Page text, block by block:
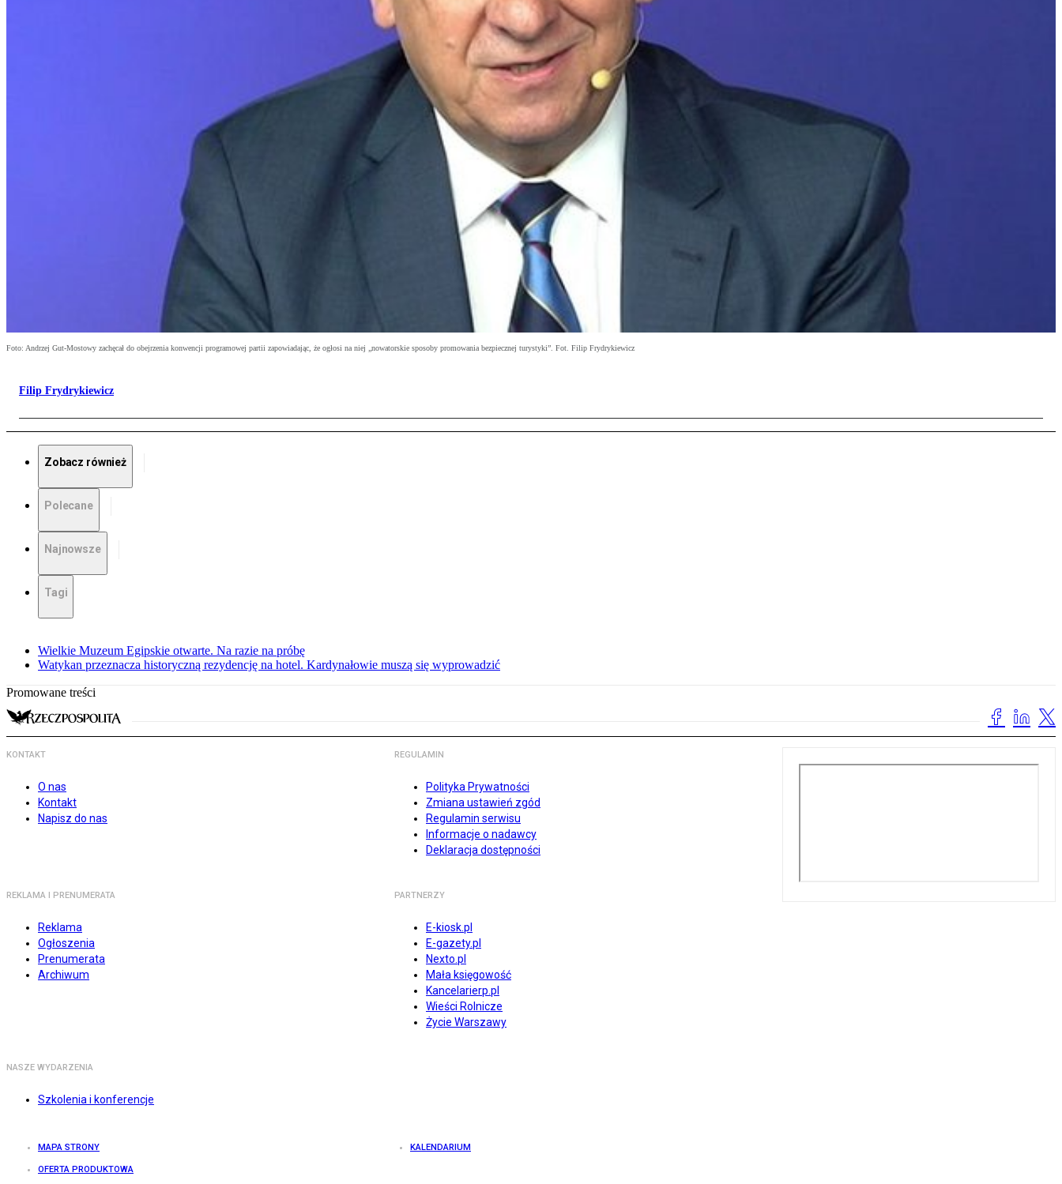
Foto: Andrzej Gut-Mostowy zachęcał do obejrzenia konwencji programowej partii zapowiadając, że ogłosi na niej „nowatorskie sposoby promowania bezpiecznej turystyki”. Fot. Filip Frydrykiewicz
Filip Frydrykiewicz
Zobacz również
Polecane
Najnowsze
Tagi
Wielkie Muzeum Egipskie otwarte. Na razie na próbę
Watykan przeznacza historyczną rezydencję na hotel. Kardynałowie muszą się wyprowadzić
Promowane treści
KONTAKT
O nas
Kontakt
Napisz do nas
REGULAMIN
Polityka Prywatności
Zmiana ustawień zgód
Regulamin serwisu
Informacje o nadawcy
Deklaracja dostępności
REKLAMA I PRENUMERATA
Reklama
Ogłoszenia
Prenumerata
Archiwum
PARTNERZY
E-kiosk.pl
E-gazety.pl
Nexto.pl
Mała księgowość
Kancelarierp.pl
Wieści Rolnicze
Życie Warszawy
NASZE WYDARZENIA
Szkolenia i konferencje
MAPA STRONY KALENDARIUM
OFERTA PRODUKTOWA